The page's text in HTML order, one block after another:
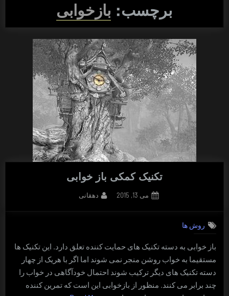
برچسب: بازخوابی
تکنیک کمکی باز خوابی
Posted
می 13, 2015 By
دهقانی
روش ها
باز خوابی به دسته تکنیک های حمایت کننده تعلق دارد. این تکنیک ها
مستقیما به خواب روشن منجر نمی شوند اما اگر با هریک از چهار
دسته تکنیک های دیگر ترکیب شوند احتمال خودآگاهی در خواب را
چند برابر می کنند. منظور از بازخوابی این است که تمرین کننده